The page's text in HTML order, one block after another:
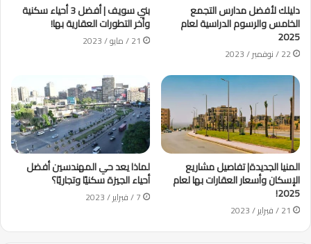
دليلك لأفضل مدارس التجمع
الخامس والرسوم الدراسية لعام
2025
22 / نوفمبر / 2023
بني سويف | أفضل 3 أحياء سكنية
وأخر التطورات العقارية بها!
21 / مايو / 2023
المنيا الجديدة| تفاصيل مشاريع
الإسكان وأسعار العقارات بها لعام
2025!
21 / فبراير / 2023
لماذا يعد حي المهندسين أفضل
أحياء الجيزة سكنيًا وتجاريًا؟
7 / فبراير / 2023